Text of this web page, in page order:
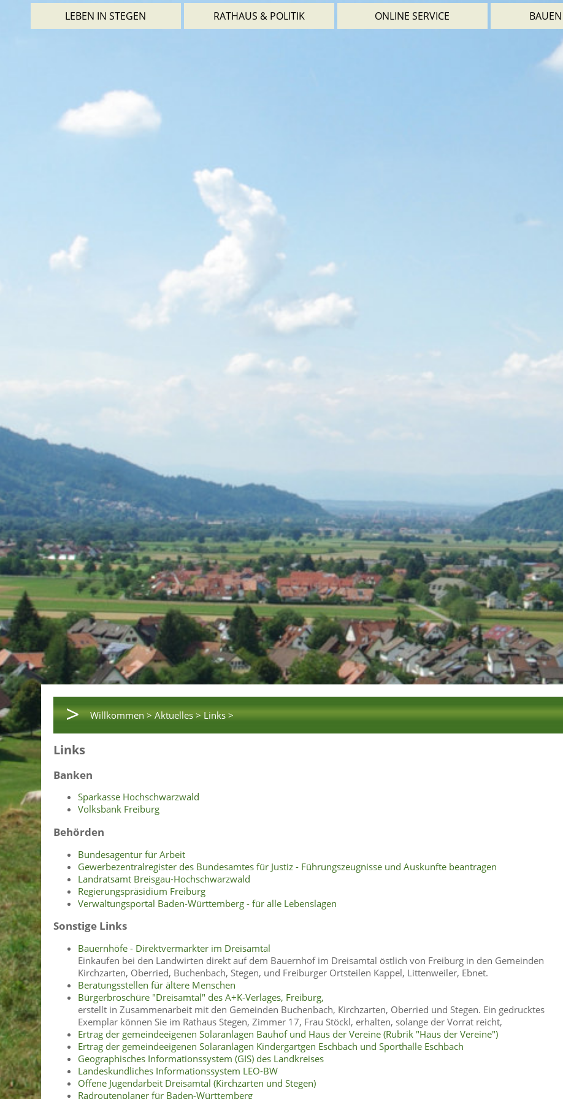
LEBEN IN STEGEN RATHAUS & POLITIK ONLINE SERVICE
> Willkommen > Aktuelles > Links >
Links
Banken
Sparkasse Hochschwarzwald
Volksbank Freiburg
Behörden
Bundesagentur für Arbeit
Gewerbezentralregister des Bundesamtes für Justiz - Führungszeugnisse und Auskunfte beantragen
Landratsamt Breisgau-Hochschwarzwald
Regierungspräsidium Freiburg
Verwaltungsportal Baden-Württemberg - für alle Lebenslagen
Sonstige Links
Bauernhöfe - Direktvermarkter im Dreisamtal
Einkaufen bei den Landwirten direkt auf dem Bauernhof im Dreisamtal östlich von Freiburg in den Gemeinden
Kirchzarten, Oberried, Buchenbach, Stegen, und Freiburger Ortsteilen Kappel, Littenweiler, Ebnet.
Beratungsstellen für ältere Menschen
Bürgerbroschüre "Dreisamtal" des A+K-Verlages, Freiburg,
erstellt in Zusammenarbeit mit den Gemeinden Buchenbach, Kirchzarten, Oberried und Stegen. Ein gedrucktes
Exemplar können Sie im Rathaus Stegen, Zimmer 17, Frau Stöckl, erhalten, solange der Vorrat reicht,
Ertrag der gemeindeeigenen Solaranlagen Bauhof und Haus der Vereine (Rubrik "Haus der Vereine")
Ertrag der gemeindeeigenen Solaranlagen Kindergartgen Eschbach und Sporthalle Eschbach
Geographisches Informationssystem (GIS) des Landkreises
Landeskundliches Informationssystem LEO-BW
Offene Jugendarbeit Dreisamtal (Kirchzarten und Stegen)
Radroutenplaner für Baden-Württemberg